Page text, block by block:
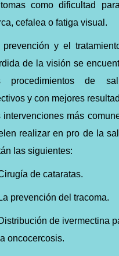
como dificultad
cefalea o fatiga visual.
prevención y el
de la visión se
procedimientos de
y con mejores
intervenciones más
realizar en pro de la
las siguientes:
de cataratas.
La prevención del tracoma.
de ivermectina
la oncocercosis.